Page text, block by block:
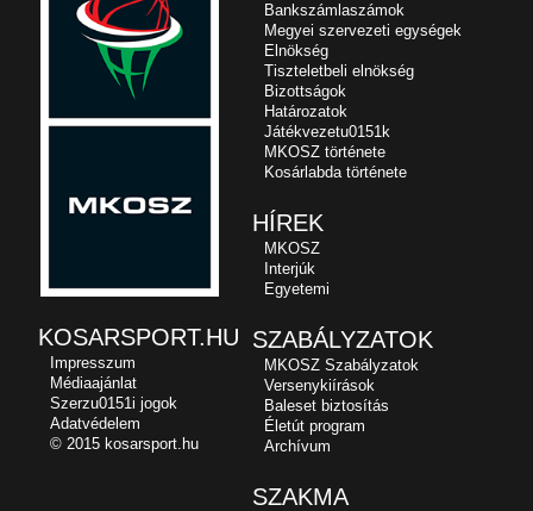
Bankszámlaszámok
Megyei szervezeti egységek
Elnökség
Tiszteletbeli elnökség
Bizottságok
Határozatok
Játékvezetu0151k
MKOSZ története
Kosárlabda története
HÍREK
MKOSZ
Interjúk
Egyetemi
SZABÁLYZATOK
MKOSZ Szabályzatok
Versenykiírások
Baleset biztosítás
Életút program
Archívum
SZAKMA
KOSARSPORT.HU
Impresszum
Médiaajánlat
Szerzu0151i jogok
Adatvédelem
© 2015 kosarsport.hu